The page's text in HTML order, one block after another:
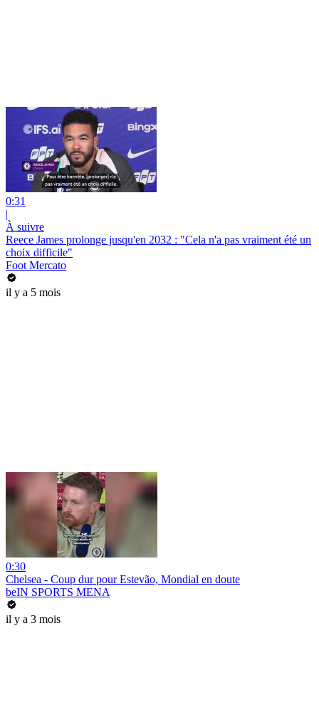
0:31
|
À suivre
Reece James prolonge jusqu'en 2032 : "Cela n'a pas vraiment été un
choix difficile"
Foot Mercato
il y a 5 mois
0:30
Chelsea - Coup dur pour Estevão, Mondial en doute
beIN SPORTS MENA
il y a 3 mois